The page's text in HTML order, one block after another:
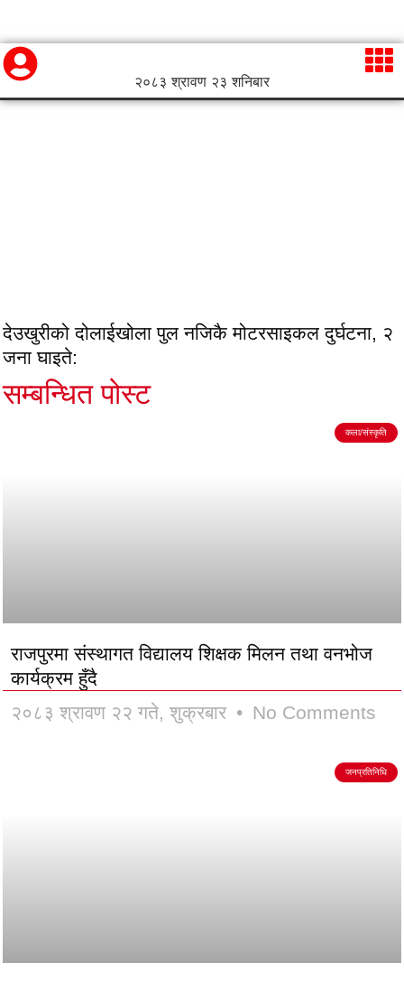
२०८३ श्रावण २३ शनिबार
देउखुरीको दोलाईखोला पुल नजिकै मोटरसाइकल दुर्घटना, २
जना घाइते:
सम्बन्धित पोस्ट
कला/संस्कृति
राजपुरमा संस्थागत विद्यालय शिक्षक मिलन तथा वनभोज
कार्यक्रम हुँदै
२०८३ श्रावण २२ गते, शुक्रबार
No Comments
जनप्रतिनिधि